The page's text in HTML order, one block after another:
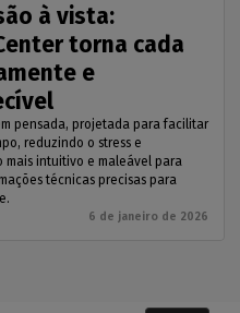
à vista:
torna cada
e
pensada, projetada para facilitar
reduzindo o stress e
intuitivo e maleável para
técnicas precisas para
6 de janeiro de 2026